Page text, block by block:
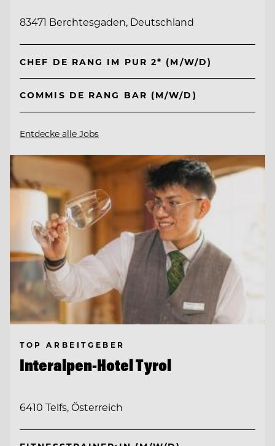
83471 Berchtesgaden, Deutschland
CHEF DE RANG IM PUR 2* (M/W/D)
COMMIS DE RANG BAR (M/W/D)
Entdecke alle Jobs
TOP ARBEITGEBER
Interalpen-Hotel Tyrol
6410 Telfs, Österreich